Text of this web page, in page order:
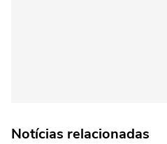
Notícias relacionadas